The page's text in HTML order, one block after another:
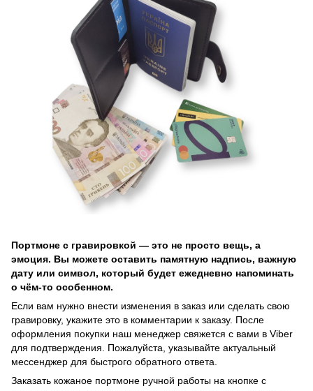
Портмоне с гравировкой — это не просто вещь, а
эмоция. Вы можете оставить памятную надпись, важную
дату или символ, который будет ежедневно напоминать
о чём-то особенном.
Если вам нужно внести изменения в заказ или сделать свою
гравировку, укажите это в комментарии к заказу. После
оформления покупки наш менеджер свяжется с вами в Viber
для подтверждения. Пожалуйста, указывайте актуальный
мессенджер для быстрого обратного ответа.
Заказать кожаное портмоне ручной работы на кнопке с